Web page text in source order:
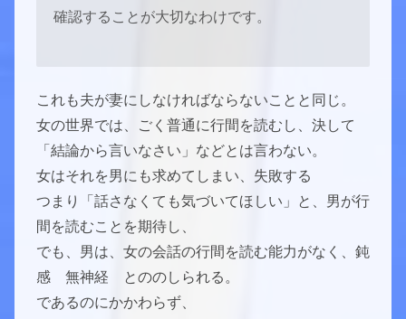
確認することが大切なわけです。
これも夫が妻にしなければならないことと同じ。
女の世界では、ごく普通に行間を読むし、決して
「結論から言いなさい」などとは言わない。
女はそれを男にも求めてしまい、失敗する
つまり「話さなくても気づいてほしい」と、男が行
間を読むことを期待し、
でも、男は、女の会話の行間を読む能力がなく、鈍
感 無神経 とののしられる。
であるのにかかわらず、